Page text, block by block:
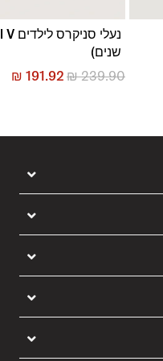
שנים)
₪239.90
₪ 191.92